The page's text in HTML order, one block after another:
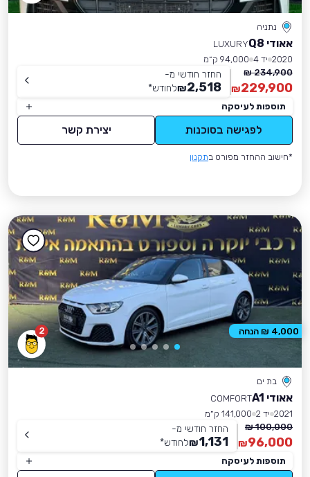
נתניה
אאודי Q8
LUXURY
2020 יד 4
94,000 ק״מ
234,900 ₪
229,900
₪
החזר חודשי מ-
2,518
₪לחודש*
תוספות לעיסקה
לפגישה בסוכנות יצירת קשר
*חישוב ההחזר מפורט בתקנון
2
בת ים
אאודי A1
COMFORT
2021 יד 2
141,000 ק״מ
100,000 ₪
96,000
₪
החזר חודשי מ-
1,131
₪לחודש*
תוספות לעיסקה
4,000 ₪ הנחה